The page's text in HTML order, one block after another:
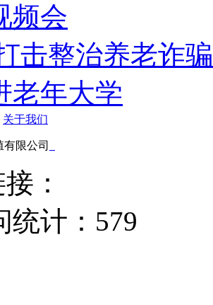
频会
击整治养老诈
老年大学
关于我们
限公司
：
统计： 579